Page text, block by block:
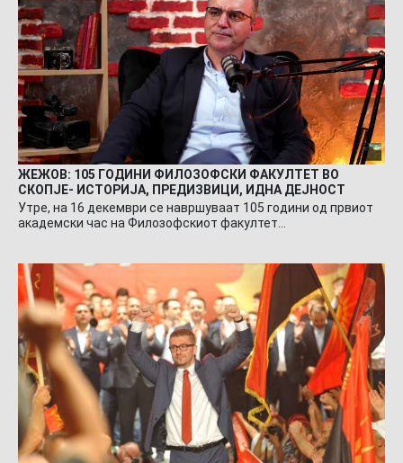
ЖЕЖОВ: 105 ГОДИНИ ФИЛОЗОФСКИ ФАКУЛТЕТ ВО
СКОПЈЕ- ИСТОРИЈА, ПРЕДИЗВИЦИ, ИДНА ДЕЈНОСТ
Утре, на 16 декември се навршуваат 105 години од првиот
академски час на Филозофскиот факултет…